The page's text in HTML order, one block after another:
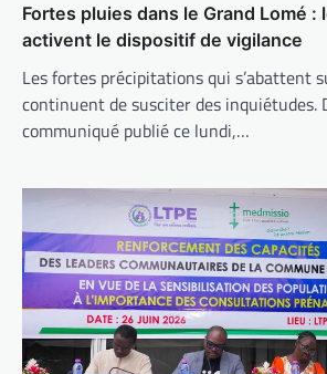
Fortes pluies dans le Grand Lomé :
activent le dispositif de vigilance
Les fortes précipitations qui s’abattent
continuent de susciter des inquiétudes.
communiqué publié ce lundi,…